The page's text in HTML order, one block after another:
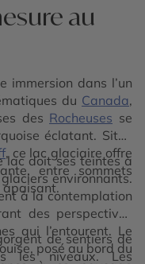
au
immersion dans l’un
du Canada,
des Rocheuses se
éclatant. Situé
, ce lac glaciaire offre
entre sommets
apaisant.
lac doit ses teintes à
environnants.
à la contemplation
des perspectives
qui l’entourent. Le
posé au bord du
de sentiers de
les niveaux. Les